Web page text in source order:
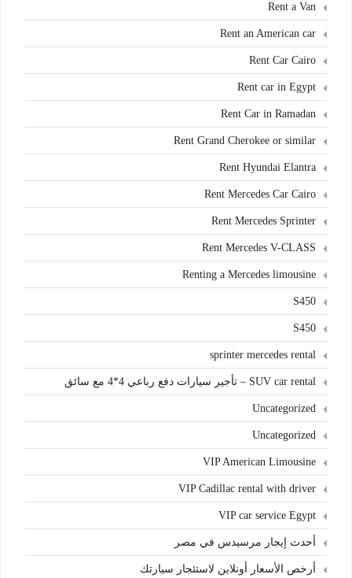
Rent a Van
Rent an American car
Rent Car Cairo
Rent car in Egypt
Rent Car in Ramadan
Rent Grand Cherokee or similar
Rent Hyundai Elantra
Rent Mercedes Car Cairo
Rent Mercedes Sprinter
Rent Mercedes V-CLASS
Renting a Mercedes limousine
S450
S450
sprinter mercedes rental
SUV car rental – تأجير سيارات دفع رباعي 4*4 مع سائق
Uncategorized
Uncategorized
VIP American Limousine
VIP Cadillac rental with driver
VIP car service Egypt
أحدث إيجار مرسيدس في مصر
أرخص الأسعار أونلاين لاستئجار سيارتك